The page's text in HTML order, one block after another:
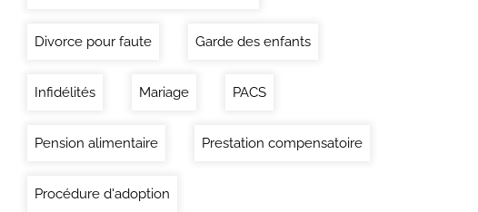
Divorce pour faute Garde des enfants
Infidélités Mariage PACS
Pension alimentaire Prestation compensatoire
Procédure d'adoption